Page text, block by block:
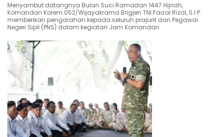
Menyambut datangnya Bulan Suci Ramadan 1447 Hijriah,
Komandan Korem 052/Wijayakrama Brigjen TNI Faizal Rizal, S.I.P.
memberikan pengarahan kepada seluruh prajurit dan Pegawai
Negeri Sipil (PNS) dalam kegiatan Jam Komandan